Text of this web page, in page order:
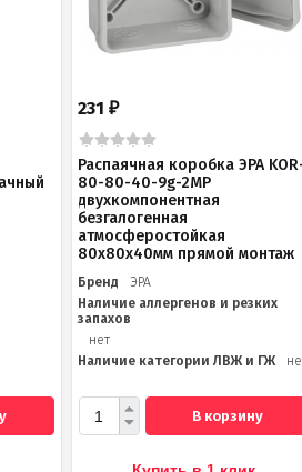
231₽
Распаячная коробка ЭРА
80-80-40-9g-2MP
двухкомпонентная
безгалогенная
атмосферостойкая
80х80х40мм прямой монтаж
Бренд
ЭРА
Наличие аллергенов и резких
запахов
нет
Наличие категории ЛВЖ и ГЖ
В корзину